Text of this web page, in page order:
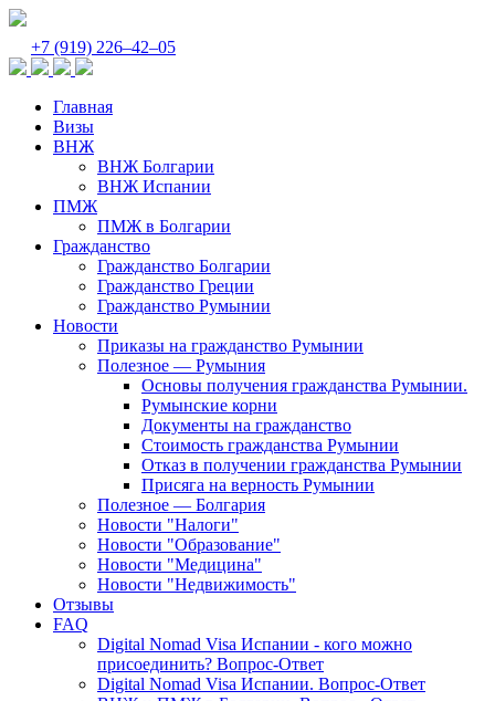
+7 (919) 226‒42‒05
Главная
Визы
ВНЖ
ВНЖ Болгарии
ВНЖ Испании
ПМЖ
ПМЖ в Болгарии
Гражданство
Гражданство Болгарии
Гражданство Греции
Гражданство Румынии
Новости
Приказы на гражданство Румынии
Полезное — Румыния
Основы получения гражданства Румынии.
Румынские корни
Документы на гражданство
Стоимость гражданства Румынии
Отказ в получении гражданства Румынии
Присяга на верность Румынии
Полезное — Болгария
Новости "Налоги"
Новости "Образование"
Новости "Медицина"
Новости "Недвижимость"
Отзывы
FAQ
Digital Nomad Visa Испании - кого можно
присоединить? Вопрос-Ответ
Digital Nomad Visa Испании. Вопрос-Ответ